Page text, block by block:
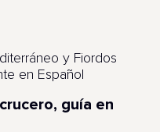
y Fiordos
en Español
guía en